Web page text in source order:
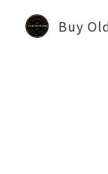
Buy